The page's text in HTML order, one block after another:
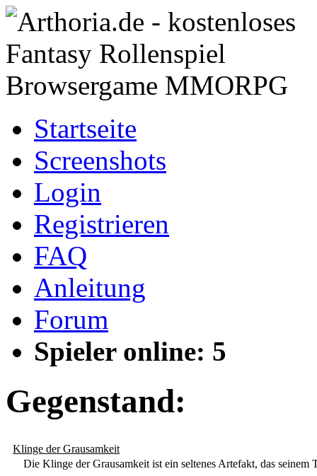
Startseite
Screenshots
Login
Registrieren
FAQ
Anleitung
Forum
Spieler online: 5
Gegenstand:
Klinge der Grausamkeit
Die Klinge der Grausamkeit ist ein seltenes Artefakt, das